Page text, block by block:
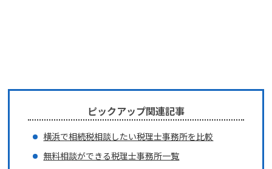
ピックアップ関連記事
横浜で相続税相談したい税理士事務所を比較
無料相談ができる税理士事務所一覧